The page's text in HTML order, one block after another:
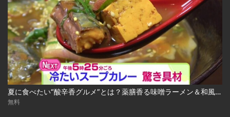
夏に食べたい“酸辛香グルメ”とは？薬膳香る味噌ラーメン＆和風冷やしスープカレー 2026-08-04
無料